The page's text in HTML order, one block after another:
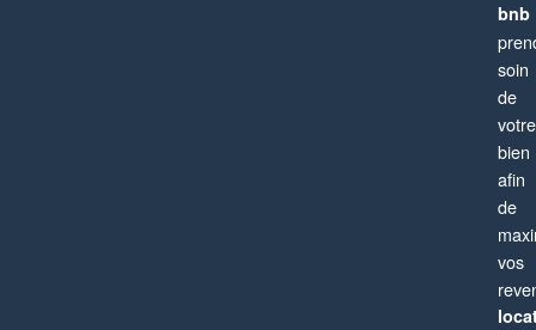
bnb
soin
de
votre
bien
afin
de
vos